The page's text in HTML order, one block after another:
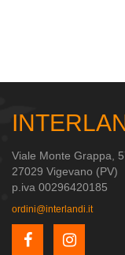
Viale Monte Grappa,
27029 Vigevano (PV)
p.iva 00296420185
ordini@interlandi.it